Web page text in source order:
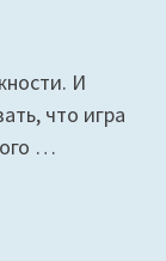
И
что игра
…